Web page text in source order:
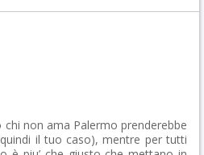
non ama Palermo prenderebbe
il tuo caso), mentre per tutti